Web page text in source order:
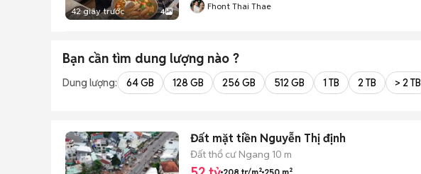
42 giây trước 4 Fhont Thai Thae
Bạn cần tìm dung lượng nào ?
Dung lượng: 64 GB 128 GB 256 GB 512 GB 1 TB 2 TB > 2 TB
Đất mặt tiền Nguyễn Thị định
Đất thổ cư Ngang 10 m
208 tr/m² 250 m²